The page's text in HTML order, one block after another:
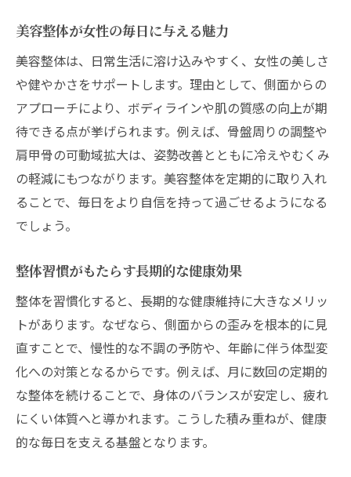
美容整体が女性の毎日に与える魅力
美容整体は、日常生活に溶け込みやすく、女性の美しさ
や健やかさをサポートします。理由として、側面からの
アプローチにより、ボディラインや肌の質感の向上が期
待できる点が挙げられます。例えば、骨盤周りの調整や
肩甲骨の可動域拡大は、姿勢改善とともに冷えやむくみ
の軽減にもつながります。美容整体を定期的に取り入れ
ることで、毎日をより自信を持って過ごせるようになる
でしょう。
整体習慣がもたらす長期的な健康効果
整体を習慣化すると、長期的な健康維持に大きなメリッ
トがあります。なぜなら、側面からの歪みを根本的に見
直すことで、慢性的な不調の予防や、年齢に伴う体型変
化への対策となるからです。例えば、月に数回の定期的
な整体を続けることで、身体のバランスが安定し、疲れ
にくい体質へと導かれます。こうした積み重ねが、健康
的な毎日を支える基盤となります。